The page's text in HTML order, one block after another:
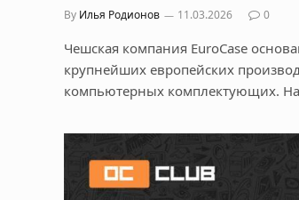
By Илья Родионов 11.03.2026 0
Чешская компания EuroCase
крупнейших европейских
компьютерных комплектующих.